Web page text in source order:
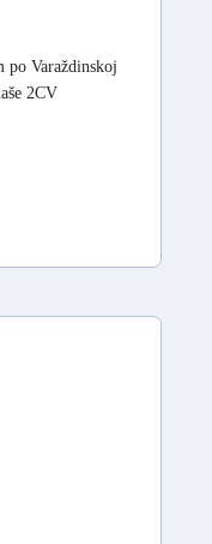
po Varaždinskoj
2CV